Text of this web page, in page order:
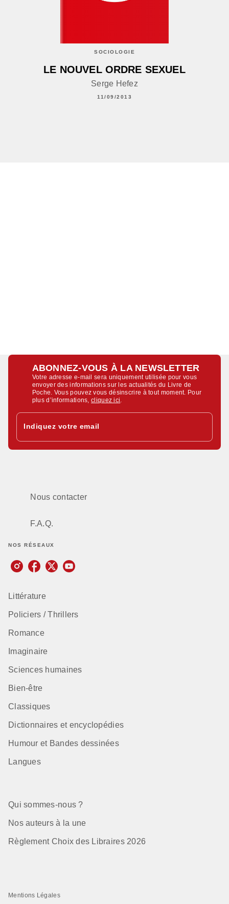
SOCIOLOGIE
LE NOUVEL ORDRE SEXUEL
Serge Hefez
11/09/2013
ABONNEZ-VOUS À LA NEWSLETTER
Votre adresse e-mail sera uniquement utilisée pour vous
envoyer des informations sur les actualités du Livre de
Poche. Vous pouvez vous désinscrire à tout moment. Pour
plus d’informations,cliquez ici
Indiquez votre email
Nous contacter
F.A.Q.
NOS RÉSEAUX
Littérature
Policiers / Thrillers
Romance
Imaginaire
Sciences humaines
Bien-être
Classiques
Dictionnaires et encyclopédies
Humour et Bandes dessinées
Langues
Qui sommes-nous ?
Nos auteurs à la une
Règlement Choix des Libraires 2026
Mentions Légales